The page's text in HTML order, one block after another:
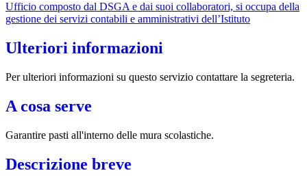
Ufficio composto dal DSGA e dai suoi collaboratori, si occupa della
gestione dei servizi contabili e amministrativi dell’Istituto
Ulteriori informazioni
Per ulteriori informazioni su questo servizio contattare la segreteria.
A cosa serve
Garantire pasti all'interno delle mura scolastiche.
Descrizione breve